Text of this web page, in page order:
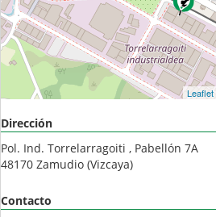
Leaflet
Dirección
Pol. Ind. Torrelarragoiti , Pabellón 7A
48170 Zamudio (Vizcaya)
Contacto